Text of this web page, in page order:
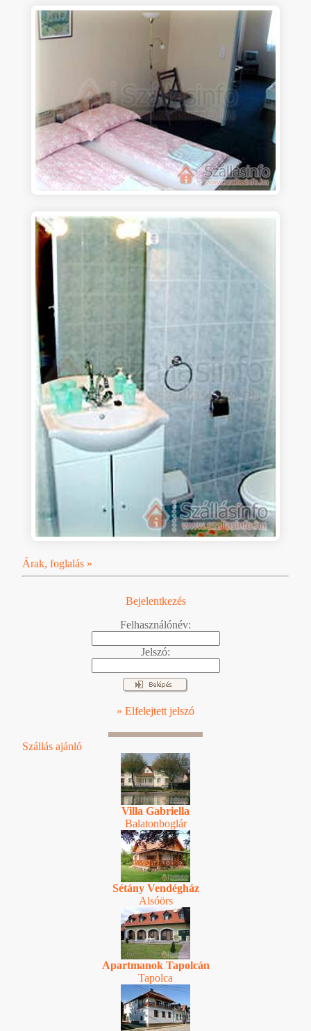
Árak, foglalás »
Bejelentkezés
Felhasználónév:
Jelszó:
» Elfelejtett jelszó
Szállás ajánló
Villa Gabriella
Balatonboglár
Sétány Vendégház
Alsóörs
Apartmanok Tapolcán
Tapolca